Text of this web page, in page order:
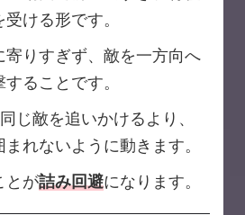
ける形です。
寄りすぎず、敵を一方向へ
ることです。
じ敵を追いかけるより、
れないように動きます。
とが詰み回避になります。